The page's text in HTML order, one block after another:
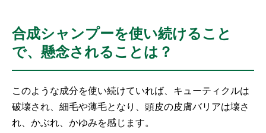
合成シャンプーを使い続けること
で、懸念されることは？
このような成分を使い続けていれば、キューティクルは
破壊され、細毛や薄毛となり、頭皮の皮膚バリアは壊さ
れ、かぶれ、かゆみを感じます。